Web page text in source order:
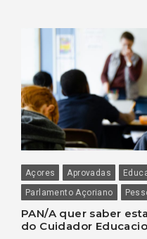
Açores Aprovadas
Parlamento Açoriano
PAN/A quer saber
do Cuidador